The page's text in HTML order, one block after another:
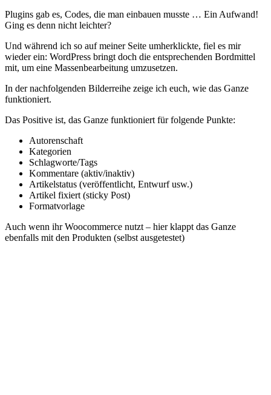
Plugins gab es, Codes, die man einbauen musste … Ein Aufwand!
Ging es denn nicht leichter?
Und während ich so auf meiner Seite umherklickte, fiel es mir
wieder ein: WordPress bringt doch die entsprechenden Bordmittel
mit, um eine Massenbearbeitung umzusetzen.
In der nachfolgenden Bilderreihe zeige ich euch, wie das Ganze
funktioniert.
Das Positive ist, das Ganze funktioniert für folgende Punkte:
Autorenschaft
Kategorien
Schlagworte/Tags
Kommentare (aktiv/inaktiv)
Artikelstatus (veröffentlicht, Entwurf usw.)
Artikel fixiert (sticky Post)
Formatvorlage
Auch wenn ihr Woocommerce nutzt – hier klappt das Ganze
ebenfalls mit den Produkten (selbst ausgetestet)